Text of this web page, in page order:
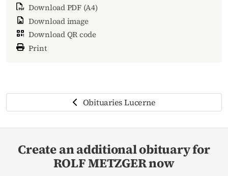
Download PDF (A4)
Download image
Download QR code
Print
Obituaries Lucerne
Create an additional obituary for
ROLF METZGER now